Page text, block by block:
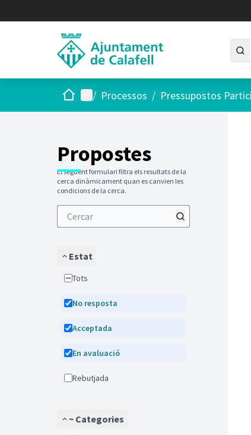
Inici Menú principal
/ Processos / Pressupostos
Propostes
El següent formulari filtra els resultats de la
cerca dinàmicament quan es canvien les
condicions de la cerca.
Estat
Tots
No resposta
Acceptada
En avaluació
Rebutjada
~ Categories